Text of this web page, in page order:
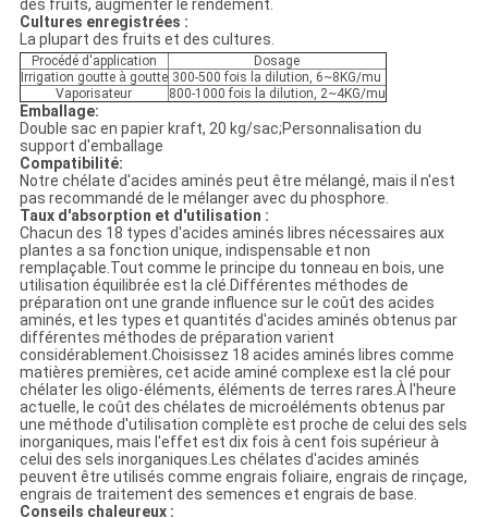
des fruits, augmenter le rendement.
Cultures enregistrées :
La plupart des fruits et des cultures.
Procédé d'application
Dosage
Irrigation goutte à goutte 300-500 fois la dilution, 6~8KG/mu
Vaporisateur
800-1000 fois la dilution, 2~4KG/mu
Emballage:
Double sac en papier kraft, 20 kg/sac;Personnalisation du
support d'emballage
Compatibilité:
Notre chélate d'acides aminés peut être mélangé, mais il n'est
pas recommandé de le mélanger avec du phosphore.
Taux d'absorption et d'utilisation :
Chacun des 18 types d'acides aminés libres nécessaires aux
plantes a sa fonction unique, indispensable et non
remplaçable.Tout comme le principe du tonneau en bois, une
utilisation équilibrée est la clé.Différentes méthodes de
préparation ont une grande influence sur le coût des acides
aminés, et les types et quantités d'acides aminés obtenus par
différentes méthodes de préparation varient
considérablement.Choisissez 18 acides aminés libres comme
matières premières, cet acide aminé complexe est la clé pour
chélater les oligo-éléments, éléments de terres rares.À l'heure
actuelle, le coût des chélates de microéléments obtenus par
une méthode d'utilisation complète est proche de celui des sels
inorganiques, mais l'effet est dix fois à cent fois supérieur à
celui des sels inorganiques.Les chélates d'acides aminés
peuvent être utilisés comme engrais foliaire, engrais de rinçage,
engrais de traitement des semences et engrais de base.
Conseils chaleureux :